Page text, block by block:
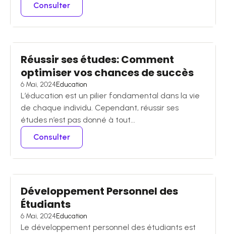
Consulter
Réussir ses études: Comment
optimiser vos chances de succès
6 Mai, 2024Education
L’éducation est un pilier fondamental dans la vie
de chaque individu. Cependant, réussir ses
études n’est pas donné à tout...
Consulter
Développement Personnel des
Étudiants
6 Mai, 2024Education
Le développement personnel des étudiants est